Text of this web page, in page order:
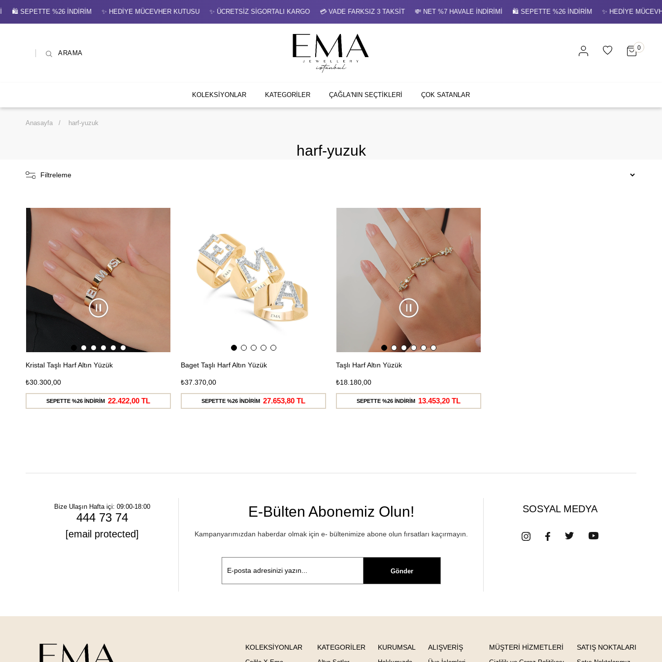
SEPETTE %26 İNDİRİM ✨ HEDİYE MÜCEVHER KUTUSU ✨ ÜCRETSİZ SİGORTALI KARGO 💳 VADE FARKSIZ 3 TAKSİT 💸 NET %7 HAVALE İNDİRİMİ 🛍 SEPETTE %26 İNDİRİM ✨ HEDİYE
ARAMA
0
KOLEKSİYONLAR KATEGORİLER ÇAĞLA'NIN SEÇTİKLERİ ÇOK SATANLAR
Anasayfa harf-yuzuk
harf-yuzuk
Filtreleme
Kristal Taşlı Harf Altın Yüzük
₺30.300,00
SEPETTE %26 İNDİRİM 22.422,00 TL
Baget Taşlı Harf Altın Yüzük
₺37.370,00
SEPETTE %26 İNDİRİM 27.653,80 TL
Taşlı Harf Altın Yüzük
₺18.180,00
Ücretsiz
SEPETTE %26 İNDİRİM 13.453,20 TL
Bize Ulaşın
444 73 74
[email protected]
Hafta içi: 09:00-18:00 E-Bülten Abonemiz Olun!
Kampanyarımızdan haberdar olmak için e- bültenimize abone olun fırsatları kaçırmayın.
Gönder
SOSYAL MEDYA
KOLEKSİYONLAR KATEGORİLER KURUMSAL ALIŞVERİŞ MÜŞTERİ HİZMETLERİ SATIŞ NOKTALARI